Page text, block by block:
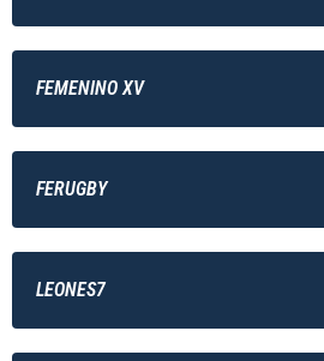
FEMENINO XV
FERUGBY
LEONES7